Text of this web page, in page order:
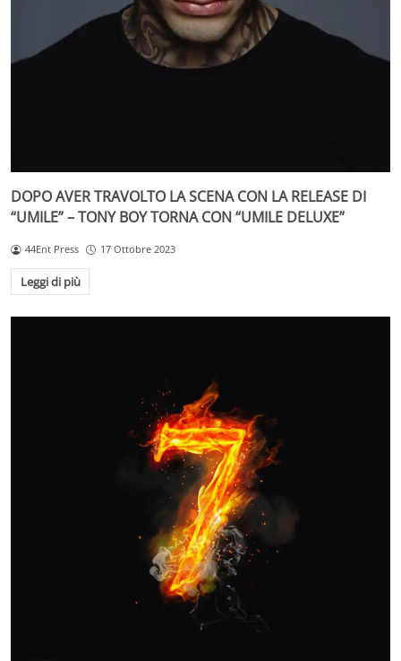
DOPO AVER TRAVOLTO LA SCENA CON LA RELEASE DI
“UMILE” – TONY BOY TORNA CON “UMILE DELUXE”
44Ent Press 17 Ottobre 2023
Leggi di più